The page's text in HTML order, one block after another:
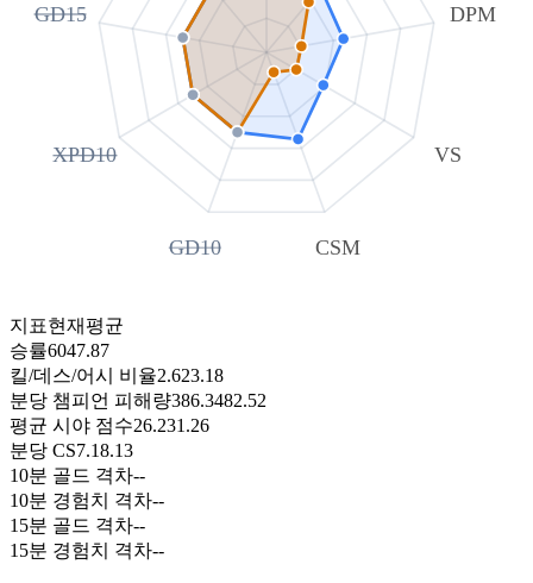
DPM
VS
CSM
GD10
XPD10
GD15
지표현재평균
승률6047.87
킬/데스/어시 비율2.623.18
분당 챔피언 피해량386.3482.52
평균 시야 점수26.231.26
분당 CS7.18.13
10분 골드 격차--
10분 경험치 격차--
15분 골드 격차--
15분 경험치 격차--